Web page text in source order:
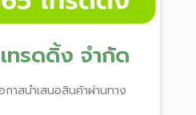
ทรดดิ้ง จำกัด
าสนำเสนอสินค้าผ่านทาง